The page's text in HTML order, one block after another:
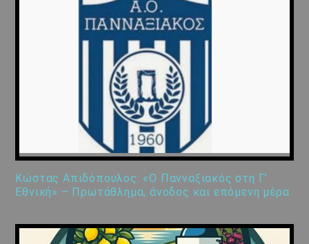
Κώστας Απιδόπουλος: «Ο Πανναξιακός στη Γ’
Εθνική» – Πρωτάθλημα, άνοδος και επόμενη μέρα